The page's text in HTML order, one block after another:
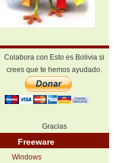
Colabora con Esto es Bolivia si
crees que te hemos ayudado.
Gracias
Freeware
Windows